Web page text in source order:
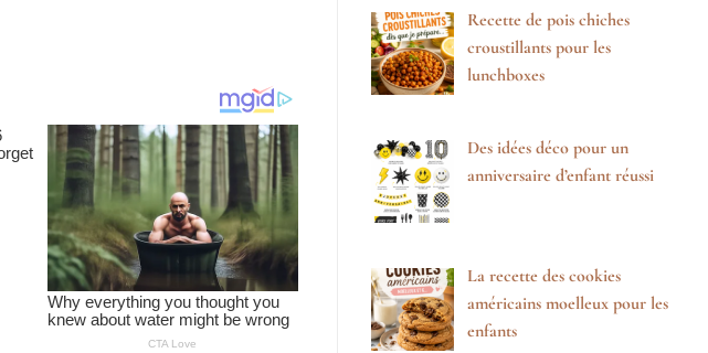
Recette de pois chiches
croustillants pour les
lunchboxes
Des idées déco pour un
anniversaire d’enfant réussi
La recette des cookies
américains moelleux pour les
enfants